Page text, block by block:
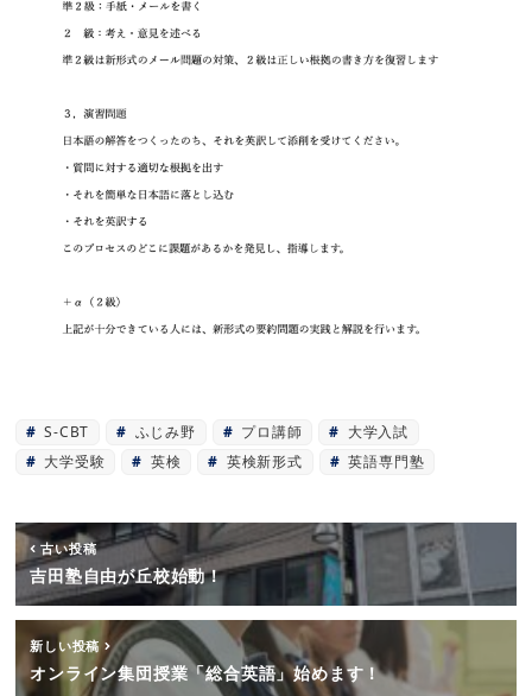
S-CBT ふじみ野 プロ講師
大学入試
大学受験
英検 英検新形式 英語専門塾
古い投稿
吉田塾自由が丘校始動！
新しい投稿
オンライン集団授業「総合英語」始めます！